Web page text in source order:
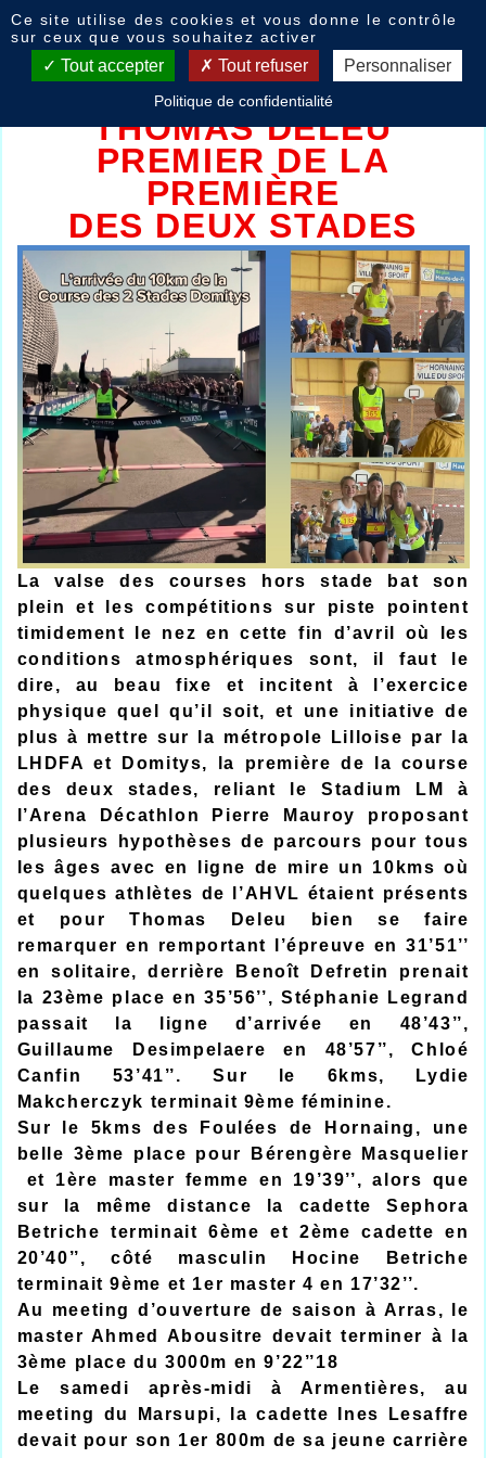
Deux stade Hornaing Arras
Armentières
THOMAS DELEU
PREMIER DE LA
PREMIÈRE
DES DEUX STADES
La valse des courses hors stade bat son
plein et les compétitions sur piste pointent
timidement le nez en cette fin d’avril où les
conditions atmosphériques sont, il faut le
dire, au beau fixe et incitent à l’exercice
physique quel qu’il soit, et une initiative de
plus à mettre sur la métropole Lilloise par la
LHDFA et Domitys, la première de la course
des deux stades, reliant le Stadium LM à
l’Arena Décathlon Pierre Mauroy proposant
plusieurs hypothèses de parcours pour tous
les âges avec en ligne de mire un 10kms où
quelques athlètes de l’AHVL étaient présents
et pour Thomas Deleu bien se faire
remarquer en remportant l’épreuve en 31’51’’
en solitaire, derrière Benoît Defretin prenait
la 23ème place en 35’56’’, Stéphanie Legrand
passait la ligne d’arrivée en 48’43’’,
Guillaume Desimpelaere en 48’57’’, Chloé
Canfin 53’41’’. Sur le 6kms, Lydie
Makcherczyk terminait 9ème féminine.
Sur le 5kms des Foulées de Hornaing, une
belle 3ème place pour Bérengère Masquelier
et 1ère master femme en 19’39’’, alors que
sur la même distance la cadette Sephora
Betriche terminait 6ème et 2ème cadette en
20’40’’, côté masculin Hocine Betriche
terminait 9ème et 1er master 4 en 17’32’’.
Au meeting d’ouverture de saison à Arras, le
master Ahmed Abousitre devait terminer à la
3ème place du 3000m en 9’22’’18
Le samedi après-midi à Armentières, au
meeting du Marsupi, la cadette Ines Lesaffre
devait pour son 1er 800m de sa jeune carrière
Ce site utilise des cookies et vous donne le contrôle
sur ceux que vous souhaitez activer
Tout accepter Tout refuser Personnaliser
Politique de confidentialité